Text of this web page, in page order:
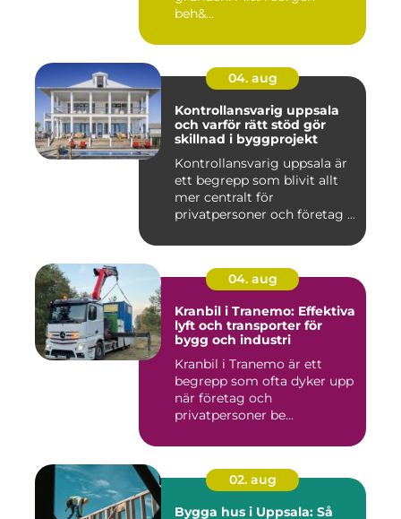
beh&...
04. aug
Kontrollansvarig uppsala
och varför rätt stöd gör
skillnad i byggprojekt
Kontrollansvarig uppsala är
ett begrepp som blivit allt
mer centralt för
privatpersoner och företag ...
04. aug
Kranbil i Tranemo: Effektiva
lyft och transporter för
bygg och industri
Kranbil i Tranemo är ett
begrepp som ofta dyker upp
när företag och
privatpersoner be...
02. aug
Bygga hus i Uppsala: Så